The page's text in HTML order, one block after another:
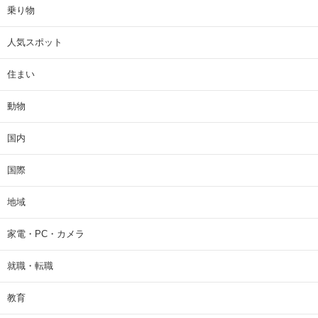
乗り物
人気スポット
住まい
動物
国内
国際
地域
家電・PC・カメラ
就職・転職
教育